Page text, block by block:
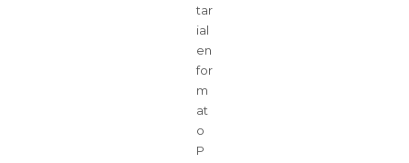
tar
ial
en
for
m
at
o
P